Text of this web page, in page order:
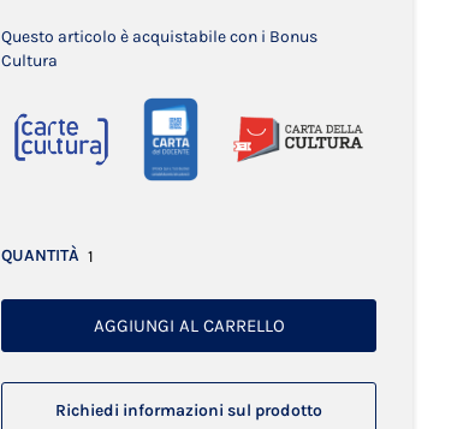
Questo articolo è acquistabile con i Bonus
Cultura
QUANTITÀ
AGGIUNGI AL CARRELLO
Richiedi informazioni sul prodotto